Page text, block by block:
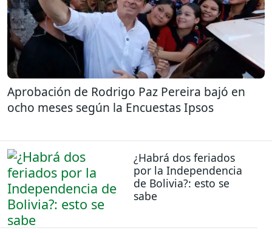
Aprobación de Rodrigo Paz Pereira bajó en
ocho meses según la Encuestas Ipsos
¿Habrá dos feriados
por la Independencia
de Bolivia?: esto se
sabe